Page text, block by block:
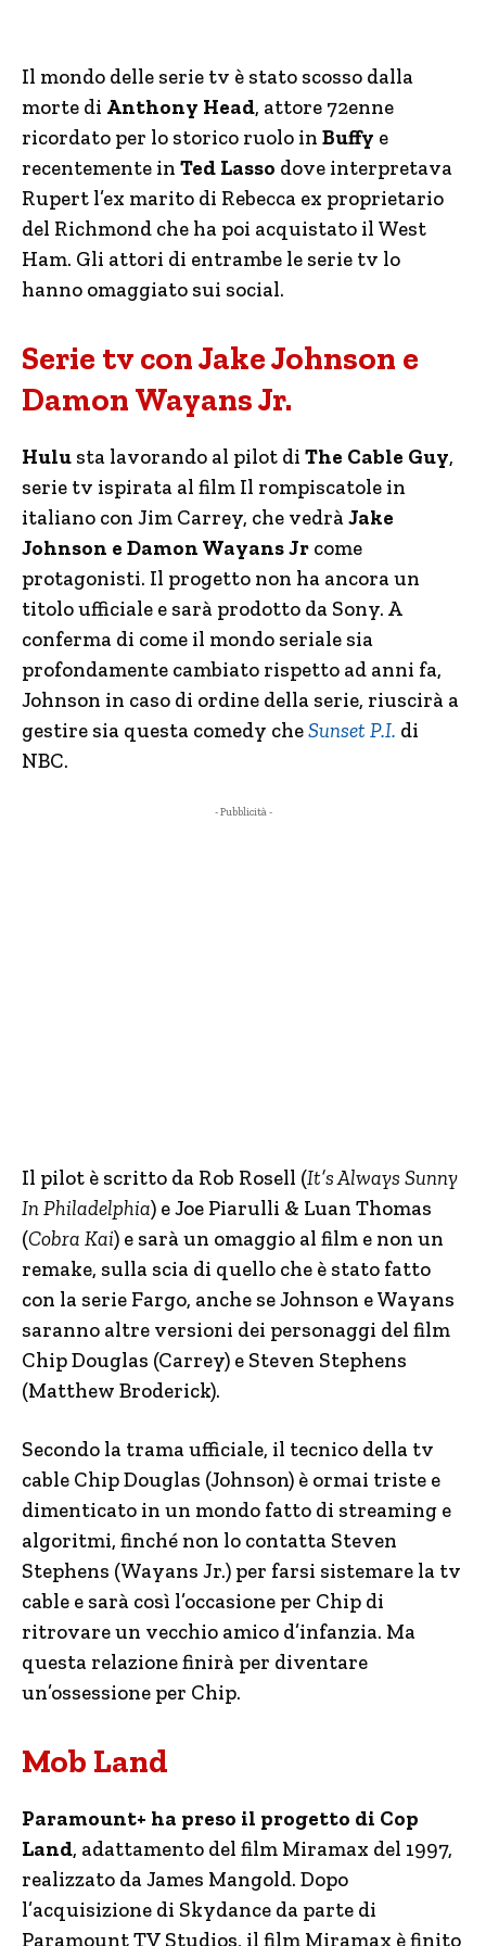
Il mondo delle serie tv è stato scosso dalla
morte di Anthony Head, attore 72enne
ricordato per lo storico ruolo in Buffy e
recentemente in Ted Lasso dove interpretava
Rupert l’ex marito di Rebecca ex proprietario
del Richmond che ha poi acquistato il West
Ham. Gli attori di entrambe le serie tv lo
hanno omaggiato sui social.
Serie tv con Jake Johnson e
Damon Wayans Jr.
Hulu sta lavorando al pilot di The Cable Guy,
serie tv ispirata al film Il rompiscatole in
italiano con Jim Carrey, che vedràJake
Johnson e Damon Wayans Jr come
protagonisti. Il progetto non ha ancora un
titolo ufficiale e sarà prodotto da Sony. A
conferma di come il mondo seriale sia
profondamente cambiato rispetto ad anni fa,
Johnson in caso di ordine della serie, riuscirà a
gestire sia questa comedy cheSunset P.I. di
NBC.
- Pubblicità -
Il pilot è scritto da Rob Rosell (It’s Always Sunny
In Philadelphia) e Joe Piarulli & Luan Thomas
(Cobra Kai) e sarà un omaggio al film e non un
remake, sulla scia di quello che è stato fatto
con la serie Fargo, anche se Johnson e Wayans
saranno altre versioni dei personaggi del film
Chip Douglas (Carrey) e Steven Stephens
(Matthew Broderick).
Secondo la trama ufficiale, il tecnico della tv
cable Chip Douglas (Johnson) è ormai triste e
dimenticato in un mondo fatto di streaming e
algoritmi, finché non lo contatta Steven
Stephens (Wayans Jr.) per farsi sistemare la tv
cable e sarà così l’occasione per Chip di
ritrovare un vecchio amico d’infanzia. Ma
questa relazione finirà per diventare
un’ossessione per Chip.
Mob Land
Paramount+ ha preso il progetto di Cop
Land, adattamento del film Miramax del 1997,
realizzato da James Mangold. Dopo
l’acquisizione di Skydance da parte di
Paramount TV Studios, il film Miramax è finito